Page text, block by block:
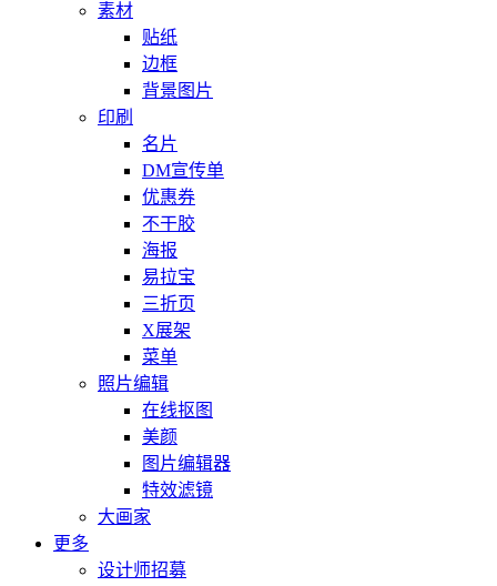
素材
贴纸
边框
背景图片
印刷
名片
DM宣传单
优惠券
不干胶
海报
易拉宝
三折页
X展架
菜单
照片编辑
在线抠图
美颜
图片编辑器
特效滤镜
大画家
更多
设计师招募